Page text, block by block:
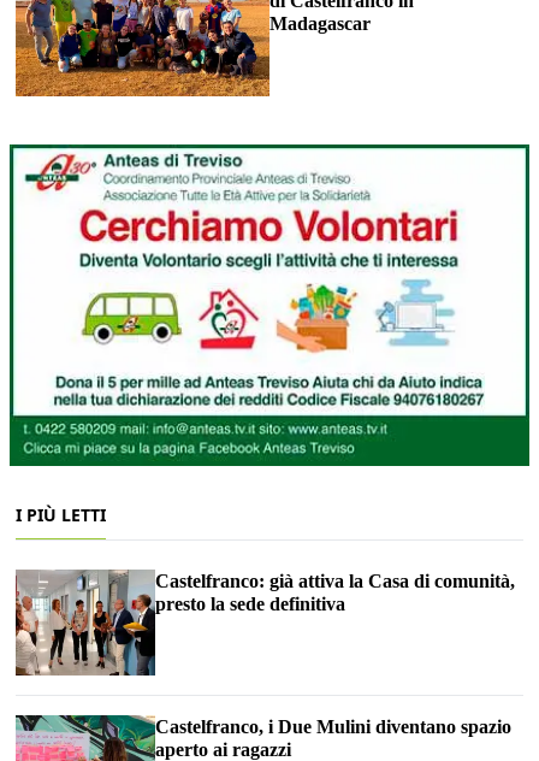
Madagascar
I PIÙ LETTI
Castelfranco: già attiva la Casa di comunità,
presto la sede definitiva
Castelfranco, i Due Mulini diventano spazio
aperto ai ragazzi